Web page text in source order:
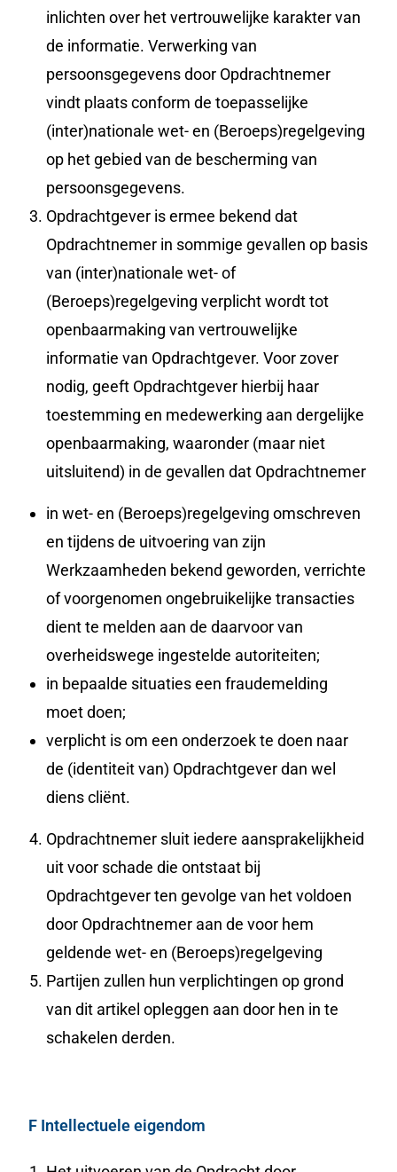
inlichten over het vertrouwelijke karakter van
de informatie. Verwerking van
persoonsgegevens door Opdrachtnemer
vindt plaats conform de toepasselijke
(inter)nationale wet- en (Beroeps)regelgeving
op het gebied van de bescherming van
persoonsgegevens.
Opdrachtgever is ermee bekend dat
Opdrachtnemer in sommige gevallen op basis
van (inter)nationale wet- of
(Beroeps)regelgeving verplicht wordt tot
openbaarmaking van vertrouwelijke
informatie van Opdrachtgever. Voor zover
nodig, geeft Opdrachtgever hierbij haar
toestemming en medewerking aan dergelijke
openbaarmaking, waaronder (maar niet
uitsluitend) in de gevallen dat Opdrachtnemer
in wet- en (Beroeps)regelgeving omschreven
en tijdens de uitvoering van zijn
Werkzaamheden bekend geworden, verrichte
of voorgenomen ongebruikelijke transacties
dient te melden aan de daarvoor van
overheidswege ingestelde autoriteiten;
in bepaalde situaties een fraudemelding
moet doen;
verplicht is om een onderzoek te doen naar
de (identiteit van) Opdrachtgever dan wel
diens cliënt.
Opdrachtnemer sluit iedere aansprakelijkheid
uit voor schade die ontstaat bij
Opdrachtgever ten gevolge van het voldoen
door Opdrachtnemer aan de voor hem
geldende wet- en (Beroeps)regelgeving
Partijen zullen hun verplichtingen op grond
van dit artikel opleggen aan door hen in te
schakelen derden.
F Intellectuele eigendom